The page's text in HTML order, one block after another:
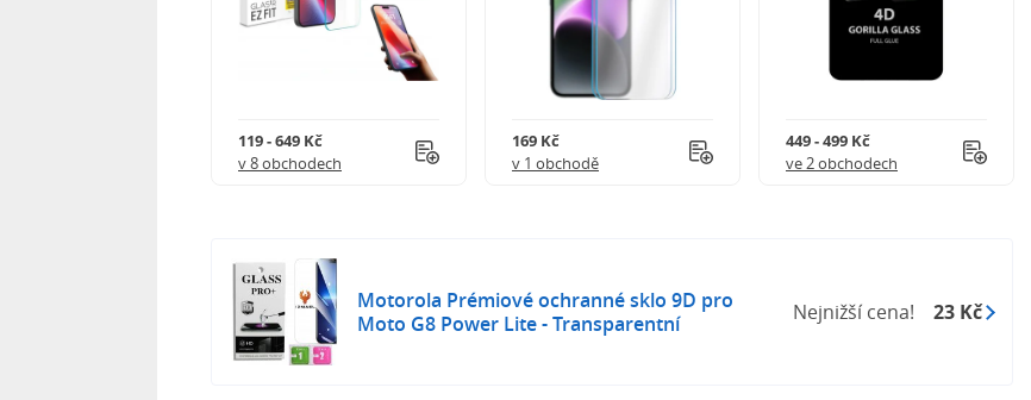
119 - 649 Kč
v 8 obchodech
169 Kč
v 1 obchodě
449 - 499 Kč
ve 2 obchodech
Motorola Prémiové ochranné sklo 9D pro
Moto G8 Power Lite - Transparentní
Nejnižší cena! 23 Kč